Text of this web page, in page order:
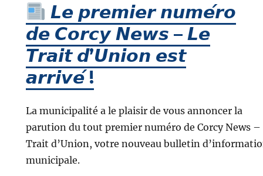
𝙇𝙚 𝙥𝙧𝙚𝙢𝙞𝙚𝙧 𝙣𝙪𝙢𝙚́𝙧𝙤
𝙙𝙚 𝘾𝙤𝙧𝙘𝙮 𝙉𝙚𝙬𝙨 – 𝙇𝙚
𝙏𝙧𝙖𝙞𝙩 𝙙’𝙐𝙣𝙞𝙤𝙣 𝙚𝙨𝙩
𝙖𝙧𝙧𝙞𝙫𝙚́ !
La municipalité a le plaisir de vous annoncer la
parution du tout premier numéro de Corcy News –
Trait d’Union, votre nouveau bulletin
municipale.